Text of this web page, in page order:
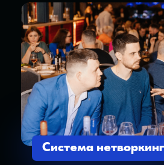
Продолжать делать из «надо» и
«должен» вместе «хочу»
Быть рабом своих страхов
Удобных
моментов для
стартане
Ты не проснешься одним прекрасным
утром с мыслью: «Сегодня отличный